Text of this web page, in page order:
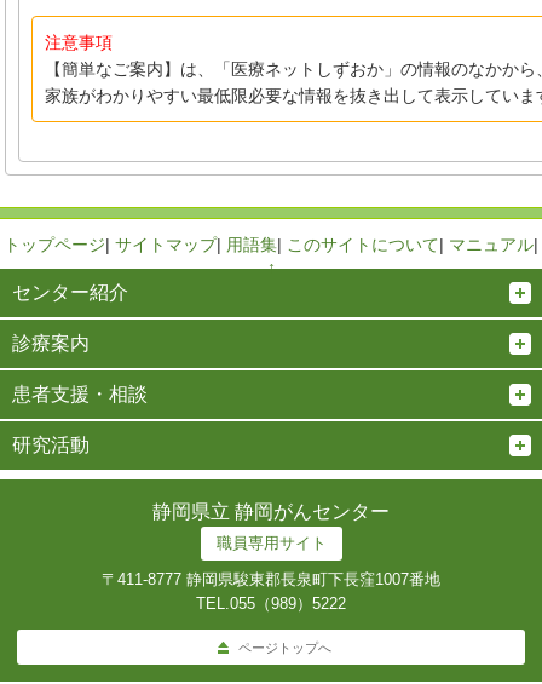
注意事項
【簡単なご案内】は、「医療ネットしずおか」の情報のなかか
家族がわかりやすい最低限必要な情報を抜き出して表示していま
トップページ| サイトマップ| 用語集| このサイトについて| マニュアル|
↑
センター紹介
診療案内
患者支援・相談
研究活動
静岡県立 静岡がんセンター
職員専用サイト
〒411-8777 静岡県駿東郡長泉町下長窪1007番地
TEL.055（989）5222
ページトップへ